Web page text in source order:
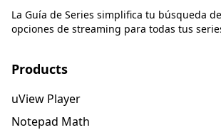
La Guía de Series simplifica tu búsqueda
opciones de streaming para todas tus
Products
uView Player
Notepad Math